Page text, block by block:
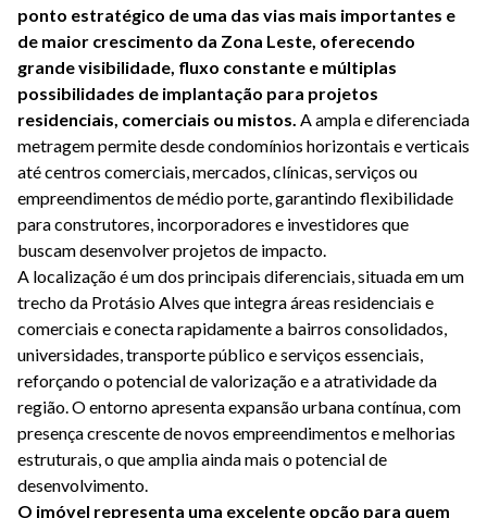
ponto estratégico de uma das vias mais importantes e
de maior crescimento da Zona Leste, oferecendo
grande visibilidade, fluxo constante e múltiplas
possibilidades de implantação para projetos
residenciais, comerciais ou mistos. A ampla e diferenciada
metragem permite desde condomínios horizontais e verticais
até centros comerciais, mercados, clínicas, serviços ou
empreendimentos de médio porte, garantindo flexibilidade
para construtores, incorporadores e investidores que
buscam desenvolver projetos de impacto.
A localização é um dos principais diferenciais, situada em um
trecho da Protásio Alves que integra áreas residenciais e
comerciais e conecta rapidamente a bairros consolidados,
universidades, transporte público e serviços essenciais,
reforçando o potencial de valorização e a atratividade da
região. O entorno apresenta expansão urbana contínua, com
presença crescente de novos empreendimentos e melhorias
estruturais, o que amplia ainda mais o potencial de
O imóvel representa uma excelente opção para quem